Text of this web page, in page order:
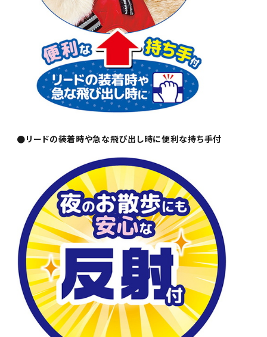
●リードの装着時や急な飛び出し時に便利な持ち手付